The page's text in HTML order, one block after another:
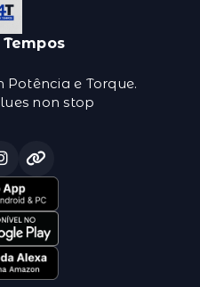
e Torque.
non stop